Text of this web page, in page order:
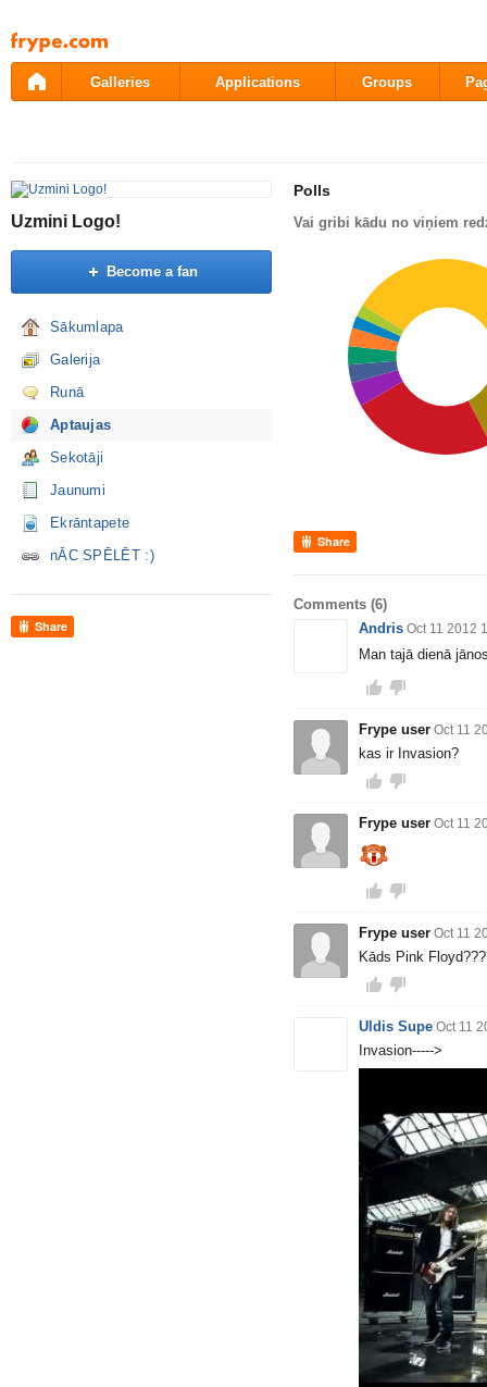
Pāriet
uz
saturu
Galleries Applications Groups
Uzmini Logo!
Become a fan
Sākumlapa
Galerija
Runā
Aptaujas
Sekotāji
Jaunumi
Ekrāntapete
nĀC SPĒLĒT :)
Share
Polls
Vai gribi kādu no viņiem
Share
Comments (6)
Andris Oct 11 2012
Man tajā dienā
Frype user Oct 11
kas ir Invasion?
Frype user Oct 11
Frype user Oct 11
Kāds Pink
Uldis Supe Oct 11
Invasion----->